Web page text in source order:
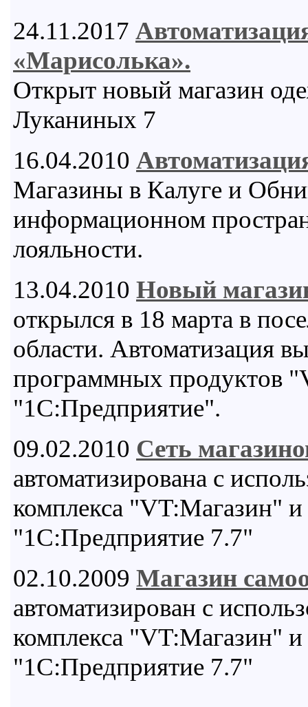
24.11.2017
«Марисолька».
Открыт новый магазин
Луканиных 7
16.04.2010
Магазины в Калуге и
информационном
лояльности.
13.04.2010 Новый
открылся в 18 марта в
области. Автоматизация
программных продуктов
"1С:Предприятие".
09.02.2010 Сеть
автоматизирована с
комплекса "VT:Магазин"
"1С:Предприятие 7.7"
02.10.2009 Магазин
автоматизирован с
комплекса "VT:Магазин"
"1С:Предприятие 7.7"